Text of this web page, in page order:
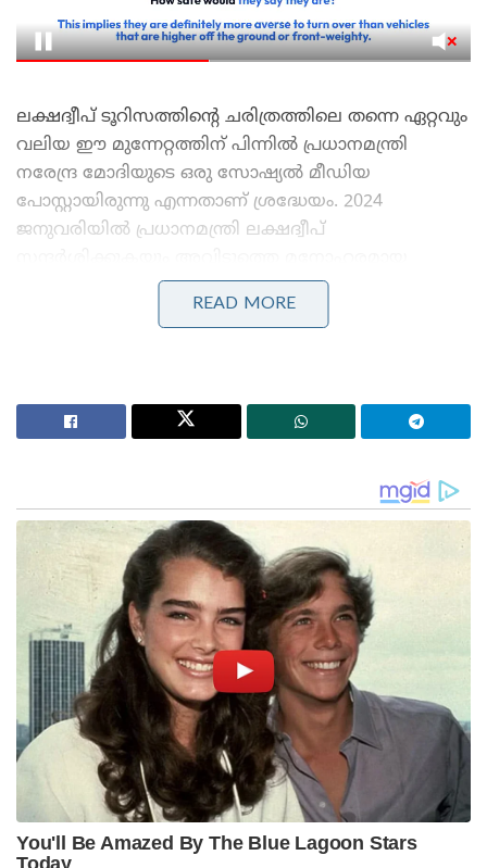
ലക്ഷദ്വീപ് ടൂറിസത്തിന്റെ ചരിത്രത്തിലെ തന്നെ ഏറ്റവും
വലിയ ഈ മുന്നേറ്റത്തിന് പിന്നിൽ പ്രധാനമന്ത്രി
നരേന്ദ്ര മോദിയുടെ ഒരു സോഷ്യൽ മീഡിയ
പോസ്റ്റായിരുന്നു എന്നതാണ് ശ്രദ്ധേയം. 2024
ജനുവരിയിൽ പ്രധാനമന്ത്രി ലക്ഷദ്വീപ്
കടൽത്തീരങ്ങളുടെ ചിത്രങ്ങളും സ്നോർക്കലിംഗ്
നടത്തുന്നതിന്റെ ദൃശ്യങ്ങളും എക്സ് (ട്വിറ്റർ)
സന്ദർശിക്കേണ്ട ഇടമാണ് ലക്ഷദ്വീപ് എന്നായിരുന്നു
മോദിയുടെ സന്ദേശം.
ദേശീയ ചിഹ്നങ്ങളെ അപമാനിക്കുന്നവർക്ക് ഇന്ത്യയിൽ
ജീവിക്കാൻ അർഹതയില്ലെന്ന് യോഗി ആദിത്യനാഥ്:
ലഖ്‌നൗവിൽ തിരംഗ യാത്രയ്ക്ക് തുടക്കം
‘ഭക്ഷണം കഴിച്ചതിന് പിന്നാലെ മരണം;
പാകിസ്താനിൽ ലഷ്കർ കമാൻഡർ കൊല്ലപ്പെട്ടു!’:
അജ്ഞാത തോക്കുധാരികളുടെ പേടിസ്വപ്നത്തിൽ
ഭീകരർ
ഇതിനുപിന്നാലെ ചില മാലദ്വീപ് മന്ത്രിമാർ
പ്രധാനമന്ത്രിക്കെതിരെ സോഷ്യൽ മീഡിയയിൽ
അധിക്ഷേപകരമായ പരാമർശങ്ങൾ നടത്തിയത്
ഇന്ത്യയിൽ വലിയ ജനരോഷത്തിന് കാരണമായി.
ഇതോടെ ‘ബോയ്ക്കോട്ട് മാലദ്വീപ്’ കാമ്പെയ്‌നും ഒപ്പം
READ MORE